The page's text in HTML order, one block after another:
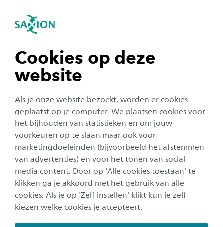
Cookies op deze
website
Als je onze website bezoekt, worden er cookies
geplaatst op je computer. We plaatsen cookies voor
het bijhouden van statistieken en om jouw
voorkeuren op te slaan maar ook voor
marketingdoeleinden (bijvoorbeeld het afstemmen
van advertenties) en voor het tonen van social
media content. Door op 'Alle cookies toestaan' te
klikken ga je akkoord met het gebruik van alle
cookies. Als je op 'Zelf instellen' klikt kun je zelf
kiezen welke cookies je accepteert.
Navigatie openen
tonen
tonen
tonen
tonen
sluiten
Master Duurzaamheidstransities
Subnavigatie tonen
Studie Inhoud
In deze master verdiep je je in duurzaamheid,
transities en systeemdenken. Je leert
onderzoekend samenwerken in echte
maatschappelijke opgaven en ontwikkelt je tot
een professional die duurzame verandering kan
versnellen.
Contactmomenten per
week:
module1: 20;
module 2: 15;
module 3: 12
Blended onderwijs:
campus, praktijk en
zelfstudie